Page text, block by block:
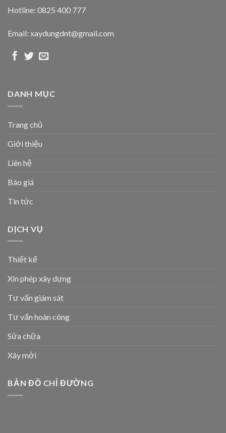
Hotline: 0825 400 777
Email: xaydungdnt@gmail.com
DANH MỤC
Trang chủ
Giới thiệu
Liên hệ
Báo giá
Tin tức
DỊCH VỤ
Thiết kế
Xin phép xây dựng
Tư vấn giám sát
Tư vấn hoàn công
Sửa chữa
Xây mới
BẢN ĐỒ CHỈ ĐƯỜNG